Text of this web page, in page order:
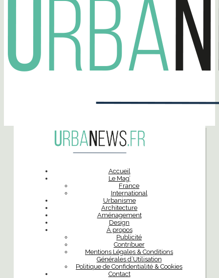
Accueil
Le Mag’
France
International
Urbanisme
Architecture
Aménagement
Design
À propos
Publicité
Contribuer
Mentions Légales & Conditions
Générales d’Utilisation
Politique de Confidentialité & Cookies
Contact